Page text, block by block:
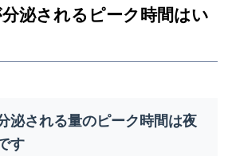
泌されるピーク時間はい
泌される量のピーク時間は夜
す